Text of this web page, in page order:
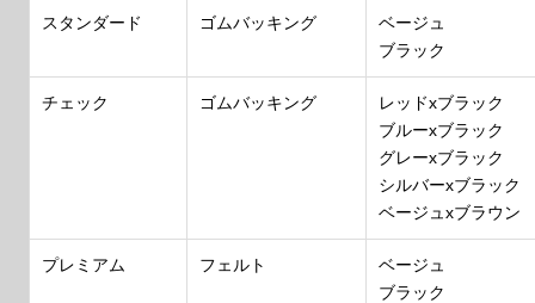
スタンダード ゴムバッキング
ベージュ
ブラック
チェック ゴムバッキング
レッドxブラック
ブルーxブラック
グレーxブラック
シルバーxブラック
ベージュxブラウン
プレミアム フェルト
ベージュ
ブラック